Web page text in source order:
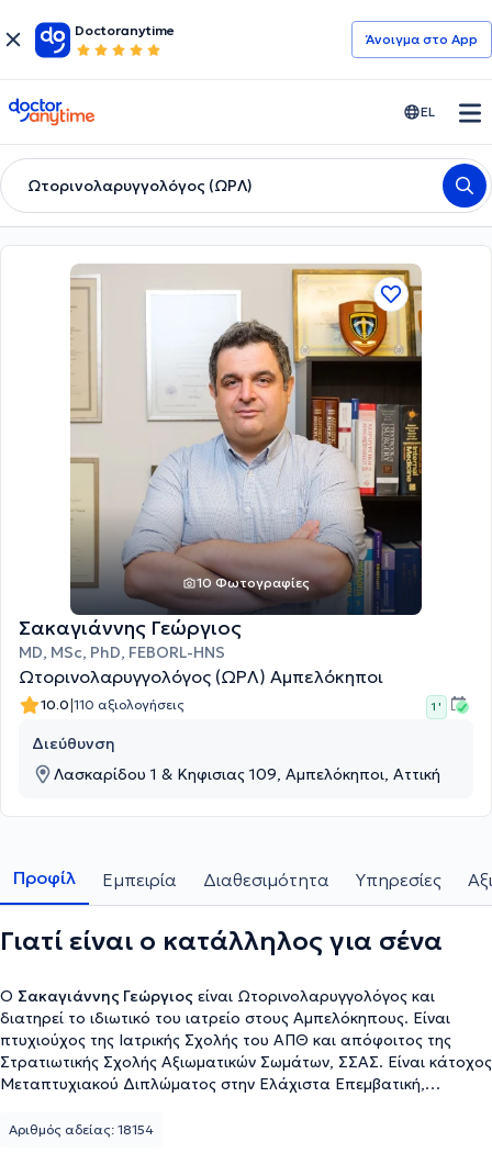
Doctoranytime
Άνοιγμα στο App
doctoranytime EL
Ωτορινολαρυγγολόγος (ΩΡΛ)
10 Φωτογραφίες
Σακαγιάννης Γεώργιος
MD, MSc, PhD, FEBORL-HNS
Ωτορινολαρυγγολόγος (ΩΡΛ) Αμπελόκηποι
10.0|110 αξιολογήσεις 1 '
Διεύθυνση
Λασκαρίδου 1 & Κηφισιας 109, Αμπελόκηποι, Αττική
Προφίλ Εμπειρία Διαθεσιμότητα Υπηρεσίες
Γιατί είναι ο κατάλληλος για σένα
Ο Σακαγιάννης Γεώργιος είναι Ωτορινολαρυγγολόγος και
διατηρεί το ιδιωτικό του ιατρείο στους Αμπελόκηπους. Είναι
πτυχιούχος της Ιατρικής Σχολής του ΑΠΘ και απόφοιτος της
Στρατιωτικής Σχολής Αξιωματικών Σωμάτων, ΣΣΑΣ. Είναι κάτοχος
Μεταπτυχιακού Διπλώματος στην Ελάχιστα Επεμβατική,
Καποδιστριακό Πανεπιστήμιο Αθηνών κι είναι Υποψήφιος
Αριθμός αδείας: 18154